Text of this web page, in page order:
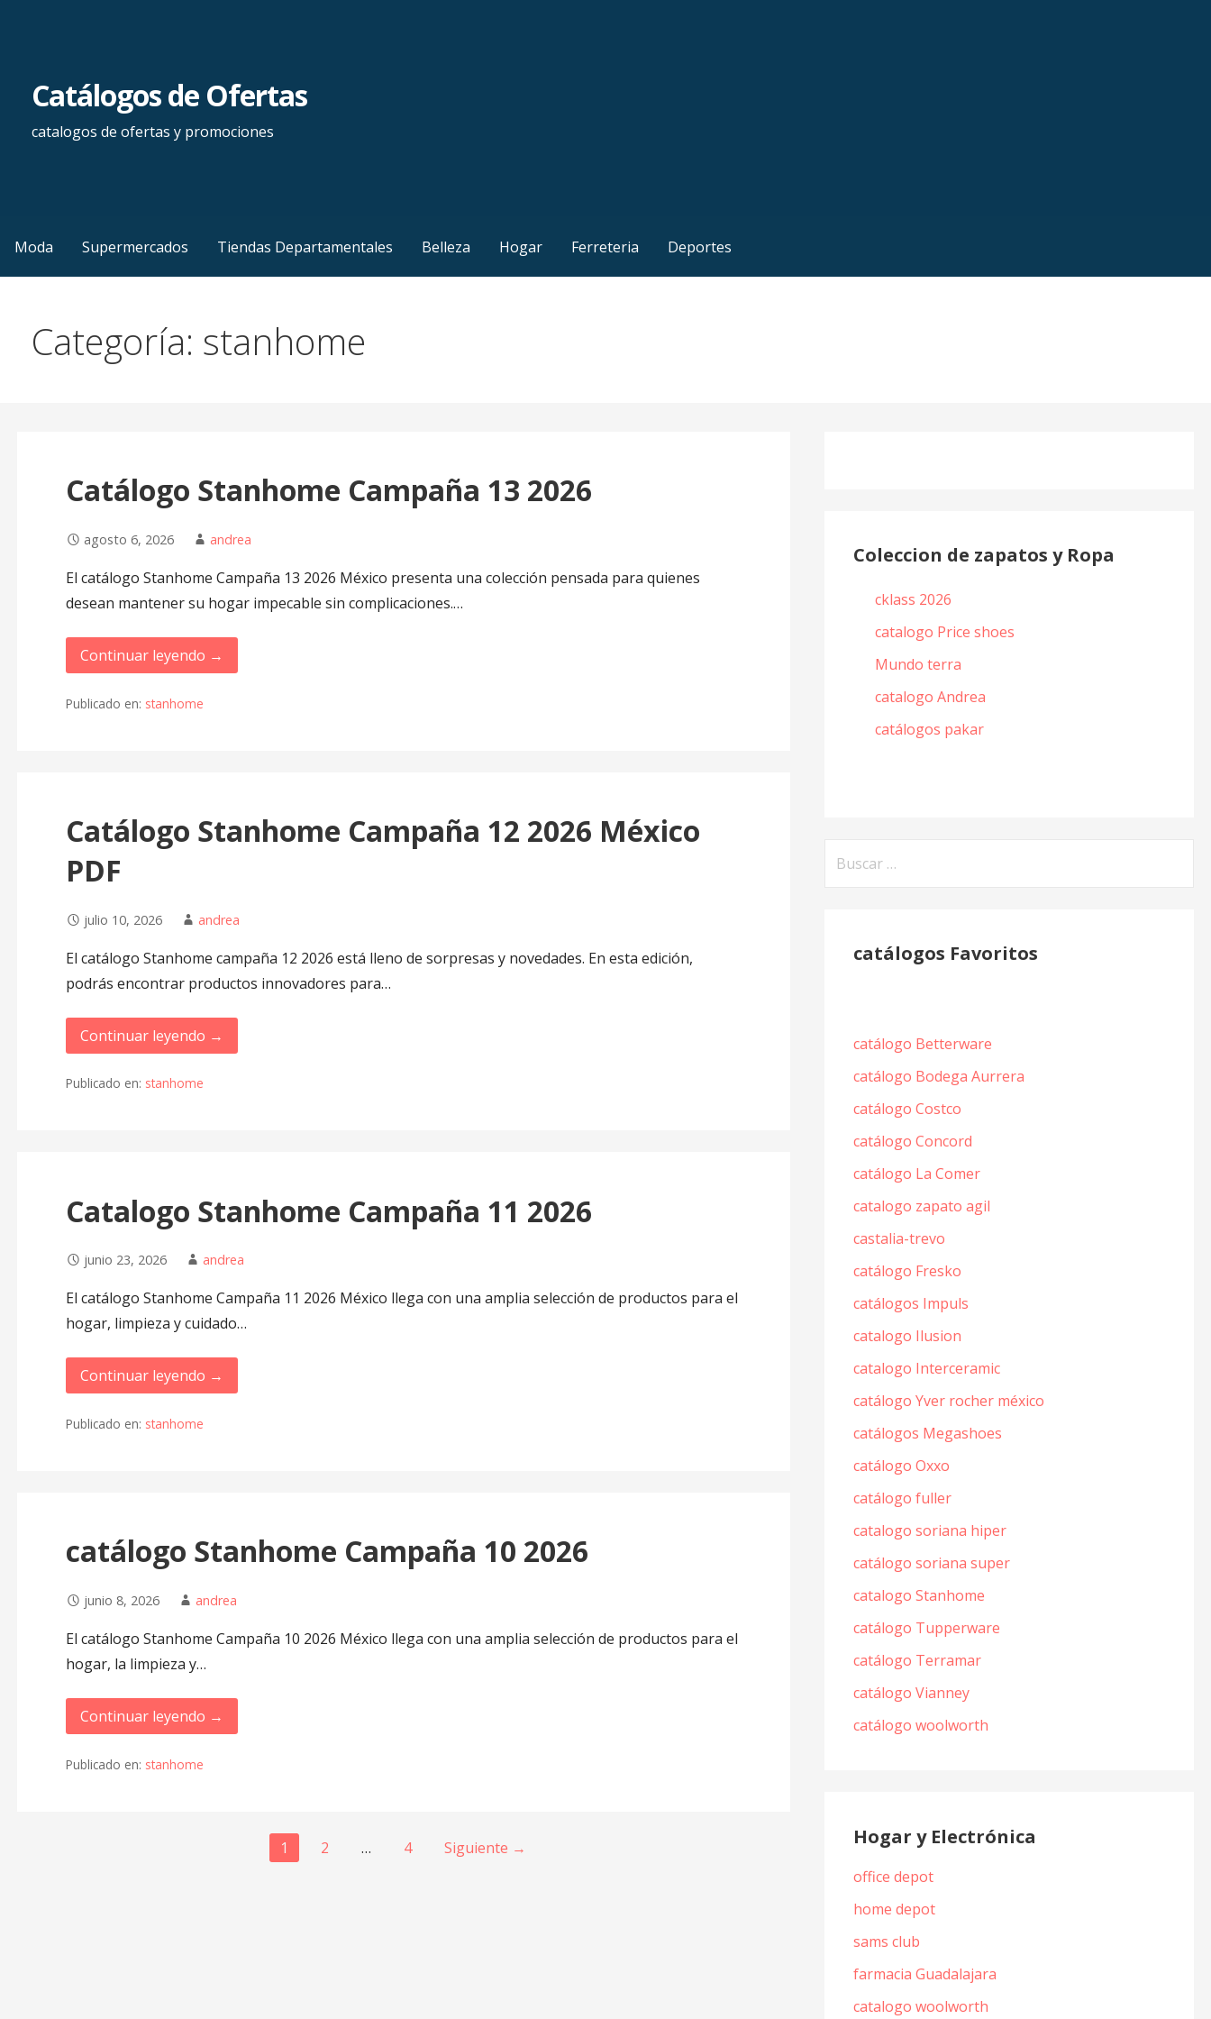
Catálogos de Ofertas
catalogos de ofertas y promociones
Moda Supermercados Tiendas Departamentales Belleza Hogar Ferreteria Deportes
Categoría: stanhome
Catálogo Stanhome Campaña 13 2026
agosto 6, 2026 andrea
El catálogo Stanhome Campaña 13 2026 México presenta una colección pensada para quienes
desean mantener su hogar impecable sin complicaciones.…
Continuar leyendo →
Publicado en: stanhome
Catálogo Stanhome Campaña 12 2026 México
PDF
julio 10, 2026 andrea
El catálogo Stanhome campaña 12 2026 está lleno de sorpresas y novedades. En esta edición,
podrás encontrar productos innovadores para…
Continuar leyendo →
Publicado en: stanhome
Catalogo Stanhome Campaña 11 2026
junio 23, 2026 andrea
El catálogo Stanhome Campaña 11 2026 México llega con una amplia selección de productos para el
hogar, limpieza y cuidado…
Continuar leyendo →
Publicado en: stanhome
catálogo Stanhome Campaña 10 2026
junio 8, 2026 andrea
El catálogo Stanhome Campaña 10 2026 México llega con una amplia selección de productos para el
hogar, la limpieza y…
Continuar leyendo →
Publicado en: stanhome
1 2 … 4 Siguiente →
Coleccion de zapatos y Ropa
cklass 2026
catalogo Price shoes
Mundo terra
catalogo Andrea
catálogos pakar
catálogos Favoritos
catálogo Betterware
catálogo Bodega Aurrera
catálogo Costco
catálogo Concord
catálogo La Comer
catalogo zapato agil
castalia-trevo
catálogo Fresko
catálogos Impuls
catalogo Ilusion
catalogo Interceramic
catálogo Yver rocher méxico
catálogos Megashoes
catálogo Oxxo
catálogo fuller
catalogo soriana hiper
catálogo soriana super
catalogo Stanhome
catálogo Tupperware
catálogo Terramar
catálogo Vianney
catálogo woolworth
Hogar y Electrónica
office depot
home depot
sams club
farmacia Guadalajara
catalogo woolworth